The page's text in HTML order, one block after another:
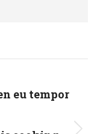
eu tempor